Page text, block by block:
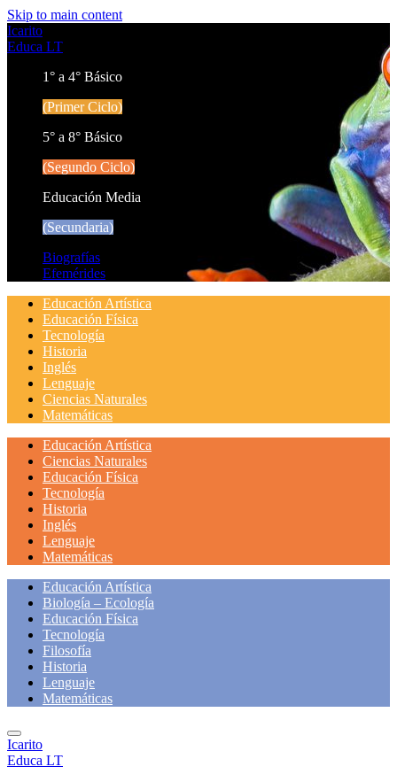
Skip to main content
Icarito
Educa LT
1° a 4° Básico
(Primer Ciclo)
5° a 8° Básico
(Segundo Ciclo)
Educación Media
(Secundaria)
Biografías
Efemérides
Educación Artística
Educación Física
Tecnología
Historia
Inglés
Lenguaje
Ciencias Naturales
Matemáticas
Educación Artística
Ciencias Naturales
Educación Física
Tecnología
Historia
Inglés
Lenguaje
Matemáticas
Educación Artística
Biología – Ecología
Educación Física
Tecnología
Filosofía
Historia
Lenguaje
Matemáticas
Icarito
Educa LT